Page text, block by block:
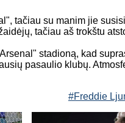
tačiau su manim jie
tačiau aš trokštu
stadioną, kad
pasaulio klubų.
#Freddie